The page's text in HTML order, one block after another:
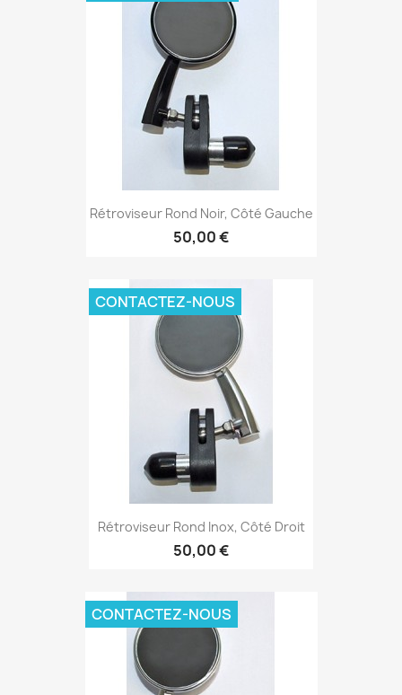
Rétroviseur Rond Noir, Côté Gauche
50,00 €
Rétroviseur Rond Inox, Côté Droit
50,00 €
CONTACTEZ-NOUS
CONTACTEZ-NOUS